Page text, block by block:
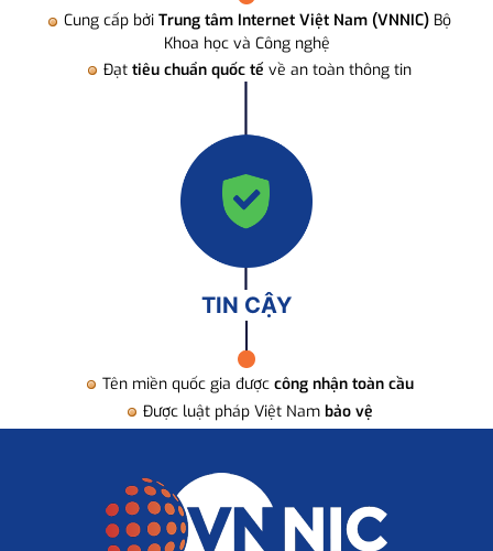
Cung cấp bởi Trung tâm Internet Việt Nam (VNNIC) Bộ
Khoa học và Công nghệ
Đạt tiêu chuẩn quốc tế về an toàn thông tin
TIN CẬY
Tên miền quốc gia được công nhận toàn cầu
Được luật pháp Việt Nam bảo vệ